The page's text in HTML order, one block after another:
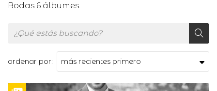
Bodas 6 álbumes.
ordenar por: